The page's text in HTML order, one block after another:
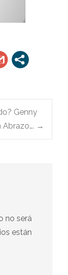
Genny
Abrazo…. →
no será
están